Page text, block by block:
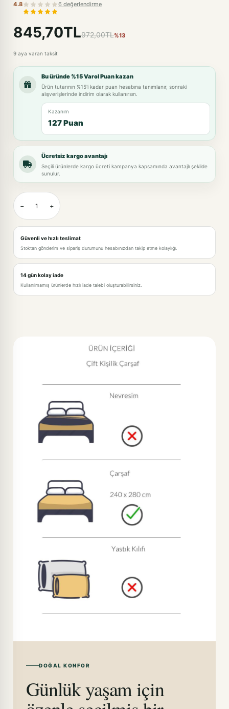
4.8 6 değerlendirme
845,70TL972,00TL%13
9 aya varan taksit
Bu üründe %15 Varol Puan kazan
Ürün tutarının %15'i kadar puan hesabına tanımlanır, sonraki
alışverişlerinde indirim olarak kullanırsın.
Kazanım
127 Puan
Ücretsiz kargo avantajı
Seçili ürünlerde kargo ücreti kampanya kapsamında avantajlı şekilde
sunulur.
− +
Güvenli ve hızlı teslimat
Stoktan gönderim ve sipariş durumunu hesabınızdan takip etme kolaylığı.
14 gün kolay iade
Kullanılmamış ürünlerde hızlı iade talebi oluşturabilirsiniz.
DOĞAL KONFOR
Günlük yaşam için